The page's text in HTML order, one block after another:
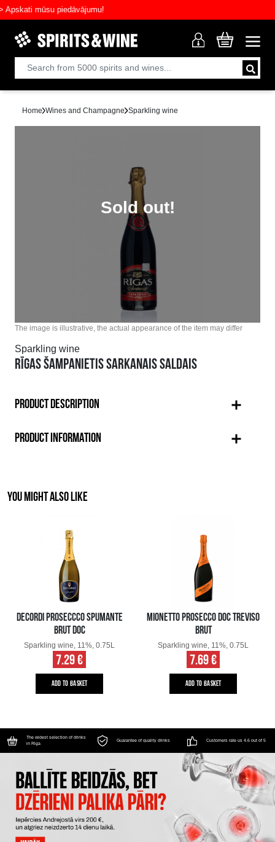
mūsu piedāvājumu!
Home Wines and Champagne Sparkling wine
Sold out!
The image is illustrative, the actual appearance of the item may differ
Sparkling wine
RĪGAS ŠAMPANIETIS SARKANAIS SALDAIS
PRODUCT DESCRIPTION
PRODUCT INFORMATION
YOU MIGHT ALSO LIKE
DECORDI PROSECCCO SPUMANTE
BRUT DOC
Sparkling wine, 11%, 0.75L
7.29 €
ADD TO BASKET
MIONETTO PROSECCO DOC TREVISO
BRUT
Sparkling wine, 11%, 0.75L
7.69 €
ADD TO BASKET
The widest selection of drinks
in Riga
Guarantee of quality drinks Customers rate us 4.6 out of 5